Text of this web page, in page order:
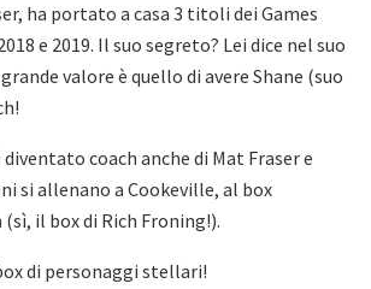
ha portato a casa 3 titoli dei Games
e 2019. Il suo segreto? Lei dice nel suo
valore è quello di avere Shane (suo
diventato coach anche di Mat Fraser e
si allenano a Cookeville, al box
il box di Rich Froning!).
di personaggi stellari!